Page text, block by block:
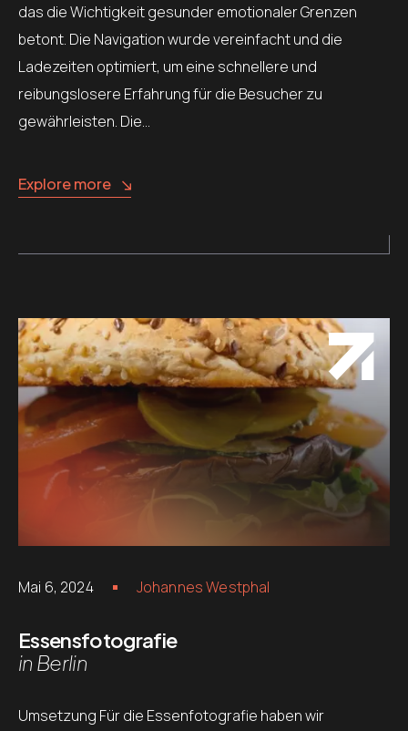
das die Wichtigkeit gesunder emotionaler Grenzen
betont. Die Navigation wurde vereinfacht und die
Ladezeiten optimiert, um eine schnellere und
reibungslosere Erfahrung für die Besucher zu
gewährleisten. Die…
Explore more
Mai 6, 2024 Johannes Westphal
Essensfotografie
in Berlin
Umsetzung Für die Essenfotografie haben wir